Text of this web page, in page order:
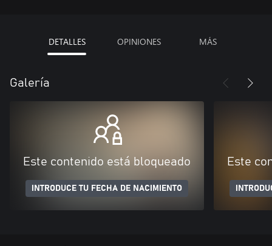
DETALLES OPINIONES MÁS
Galería
Este contenido está bloqueado
INTRODUCE TU FECHA DE NACIMIENTO
Este